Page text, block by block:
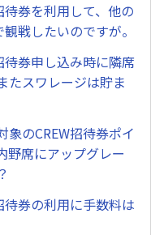
待券を利用して、他の
戦したいのですが。
待券申し込み時に隣席
たスワレージは貯ま
象のCREW招待券ポイ
野席にアップグレー
待券の利用に手数料は